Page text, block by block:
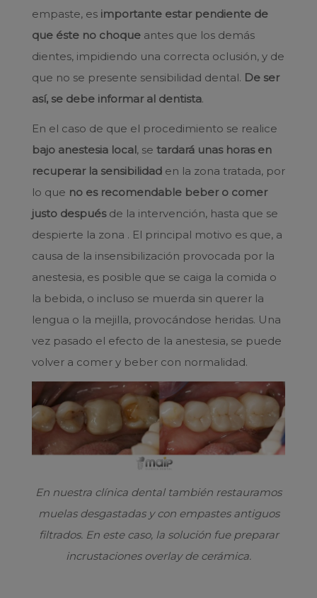
empaste, es importante estar pendiente de
que éste no choque antes que los demás
dientes, impidiendo una correcta oclusión, y de
que no se presente sensibilidad dental. De ser
así, se debe informar al dentista.
En el caso de que el procedimiento se realice
bajo anestesia local, se tardará unas horas en
recuperar la sensibilidad en la zona tratada, por
lo que no es recomendable beber o comer
justo despuésde la intervención, hasta que se
despierte la zona . El principal motivo es que, a
causa de la insensibilización provocada por la
anestesia, es posible que se caiga la comida o
la bebida, o incluso se muerda sin querer la
lengua o la mejilla, provocándose heridas. Una
vez pasado el efecto de la anestesia, se puede
volver a comer y beber con normalidad.
En nuestra clínica dental también restauramos
muelas desgastadas y con empastes antiguos
filtrados. En este caso, la solución fue preparar
incrustaciones overlay de cerámica.